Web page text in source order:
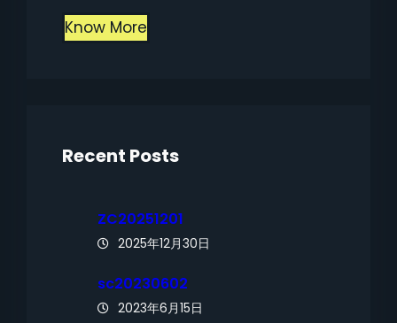
Know More
Recent Posts
ZC20251201
2025年12月30日
sc20230602
2023年6月15日